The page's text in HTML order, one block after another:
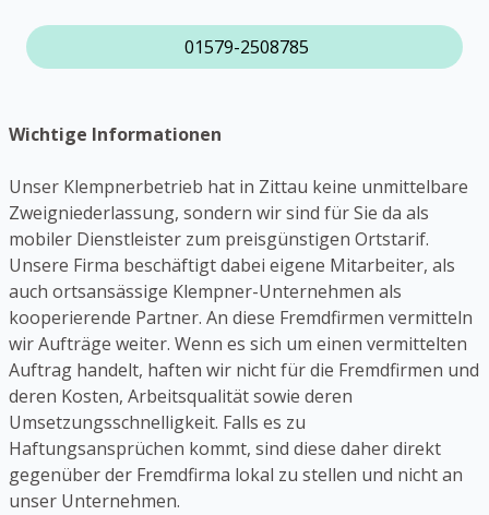
01579-2508785
Wichtige Informationen
Unser Klempnerbetrieb hat in Zittau keine unmittelbare
Zweigniederlassung, sondern wir sind für Sie da als
mobiler Dienstleister zum preisgünstigen Ortstarif.
Unsere Firma beschäftigt dabei eigene Mitarbeiter, als
auch ortsansässige Klempner-Unternehmen als
kooperierende Partner. An diese Fremdfirmen vermitteln
wir Aufträge weiter. Wenn es sich um einen vermittelten
Auftrag handelt, haften wir nicht für die Fremdfirmen und
deren Kosten, Arbeitsqualität sowie deren
Umsetzungsschnelligkeit. Falls es zu
Haftungsansprüchen kommt, sind diese daher direkt
gegenüber der Fremdfirma lokal zu stellen und nicht an
unser Unternehmen.